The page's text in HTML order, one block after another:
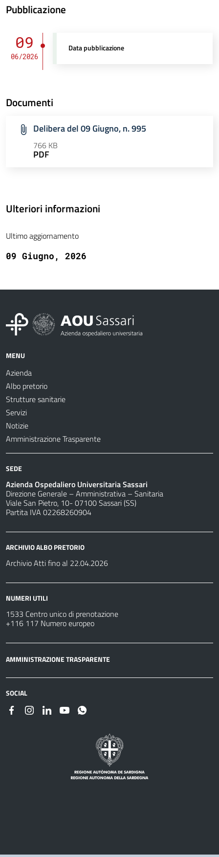
Pubblicazione
09
06/2026
Data pubblicazione
Documenti
Delibera del 09 Giugno, n. 995
766 KB
PDF
Ulteriori informazioni
Ultimo aggiornamento
09 Giugno, 2026
MENU
Azienda
Albo pretorio
Strutture sanitarie
Servizi
Notizie
Amministrazione Trasparente
SEDE
Azienda Ospedaliero Universitaria Sassari
Direzione Generale – Amministrativa – Sanitaria
Viale San Pietro, 10- 07100 Sassari (SS)
Partita IVA 02268260904
ARCHIVIO ALBO PRETORIO
Archivio Atti fino al 22.04.2026
NUMERI UTILI
1533 Centro unico di prenotazione
+116 117 Numero europeo
AMMINISTRAZIONE TRASPARENTE
SOCIAL